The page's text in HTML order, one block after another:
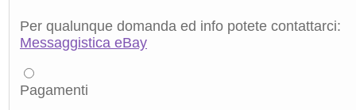
Per qualunque domanda ed info potete contattarci:
Messaggistica eBay
Pagamenti